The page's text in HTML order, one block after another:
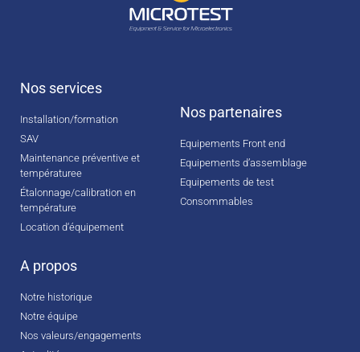
Nos services
Installation/formation
SAV
Maintenance préventive et
températuree
Étalonnage/calibration en
température
Location d‘équipement
Nos partenaires
Equipements Front end
Equipements d’assemblage
Equipements de test
Consommables
A propos
Notre historique
Notre équipe
Nos valeurs/engagements